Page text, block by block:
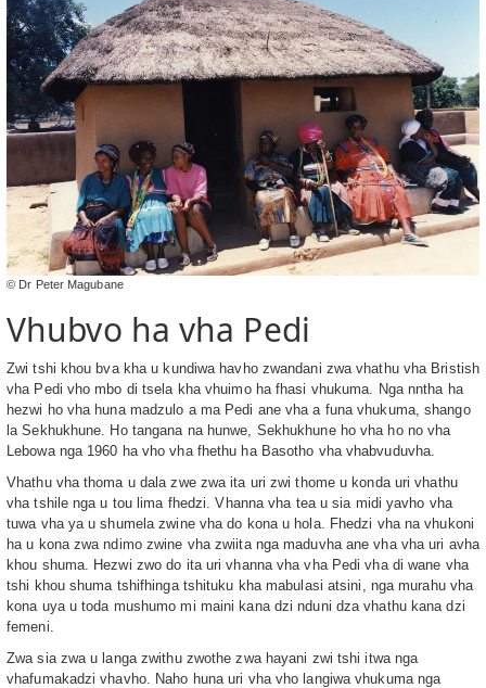
© Dr Peter Magubane
Vhubvo ha vha Pedi
Zwi tshi khou bva kha u kundiwa havho zwandani zwa vhathu vha Bristish
vha Pedi vho mbo di tsela kha vhuimo ha fhasi vhukuma. Nga nntha ha
hezwi ho vha huna madzulo a ma Pedi ane vha a funa vhukuma, shango
la Sekhukhune. Ho tangana na hunwe, Sekhukhune ho vha ho no vha
Lebowa nga 1960 ha vho vha fhethu ha Basotho vha vhabvuduvha.
Vhathu vha thoma u dala zwe zwa ita uri zwi thome u konda uri vhathu
vha tshile nga u tou lima fhedzi. Vhanna vha tea u sia midi yavho vha
tuwa vha ya u shumela zwine vha do kona u hola. Fhedzi vha na vhukoni
ha u kona zwa ndimo zwine vha zwiita nga maduvha ane vha vha uri avha
khou shuma. Hezwi zwo do ita uri vhanna vha vha Pedi vha di wane vha
tshi khou shuma tshifhinga tshituku kha mabulasi atsini, nga murahu vha
kona uya u toda mushumo mi maini kana dzi nduni dza vhathu kana dzi
femeni.
Zwa sia zwa u langa zwithu zwothe zwa hayani zwi tshi itwa nga
vhafumakadzi vhavho. Naho huna uri vha vho langiwa vhukuma nga